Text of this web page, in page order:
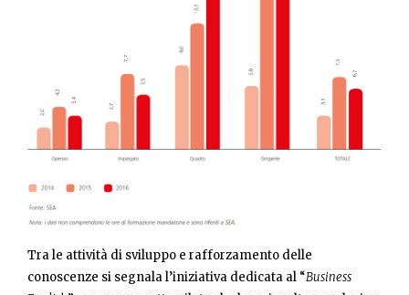
Tra le attività di sviluppo e rafforzamento delle
conoscenze si segnala l’iniziativa dedicata al “Business